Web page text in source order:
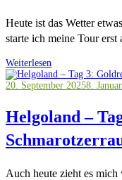
Heute ist das Wetter
starte ich meine Tour erst
Weiterlesen
20. September 20258.
Helgoland –
Auch heute zieht es